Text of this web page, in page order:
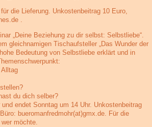
die Lieferung. Unkostenbeitrag 10 Euro,
.
„Deine Beziehung zu dir selbst: Selbstliebe“.
gleichnamigen Tischaufsteller „Das Wunder der
Bedeutung von Selbstliebe erklärt und in
du dich selber?
endet Sonntag um 14 Uhr. Unkostenbeitrag
bueromanfredmohr(at)gmx.de. Für die
möchte.